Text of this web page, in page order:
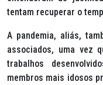
tentam recuperar o
A pandemia, aliás,
associados, uma vez
trabalhos
membros mais idosos